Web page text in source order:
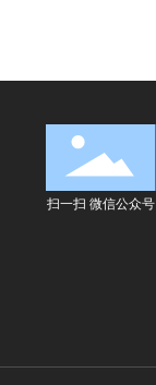
扫一扫 微信公众号